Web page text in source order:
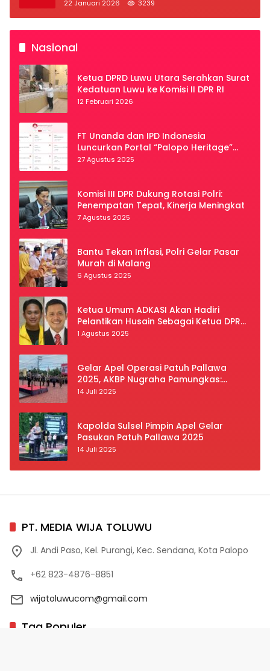
22 Januari 2026 3239
Nasional
Ketua DPRD Luwu Utara Serahkan Surat
Kedatuan Luwu ke Komisi II DPR RI
12 Februari 2026
FT Unanda dan IPD Indonesia
Luncurkan Portal “Palopo Heritage”
Secara Virtual
27 Agustus 2025
Komisi III DPR Dukung Rotasi Polri:
Penempatan Tepat, Kinerja Meningkat
7 Agustus 2025
Bantu Tekan Inflasi, Polri Gelar Pasar
Murah di Malang
6 Agustus 2025
Ketua Umum ADKASI Akan Hadiri
Pelantikan Husain Sebagai Ketua DPRD
Luwu Utara
1 Agustus 2025
Gelar Apel Operasi Patuh Pallawa
2025, AKBP Nugraha Pamungkas:
Kedisiplinan dan Keselamatan Jadi
14 Juli 2025
Kapolda Sulsel Pimpin Apel Gelar
Pasukan Patuh Pallawa 2025
14 Juli 2025
PT. MEDIA WIJA TOLUWU
Jl. Andi Paso, Kel. Purangi, Kec. Sendana, Kota Palopo
+62 823-4876-8851
wijatoluwucom@gmail.com
Tag Populer